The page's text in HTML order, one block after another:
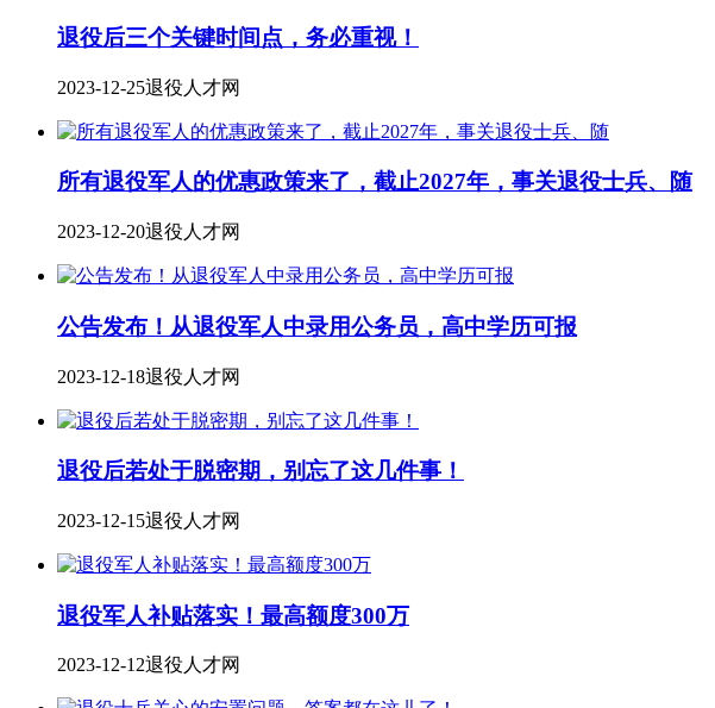
退役后三个关键时间点，务必重视！
2023-12-25退役人才网
所有退役军人的优惠政策来了，截止2027年，事关退役士兵、随
2023-12-20退役人才网
公告发布！从退役军人中录用公务员，高中学历可报
2023-12-18退役人才网
退役后若处于脱密期，别忘了这几件事！
2023-12-15退役人才网
退役军人补贴落实！最高额度300万
2023-12-12退役人才网